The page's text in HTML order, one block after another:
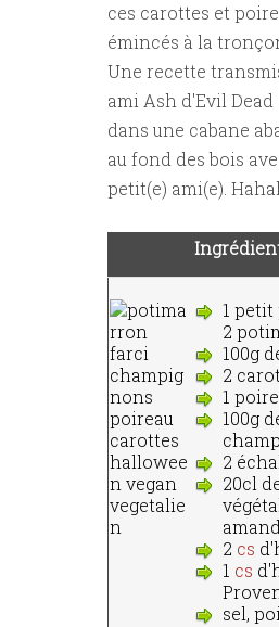
ces carottes et
émincés à la
Une recette
ami Ash d'Evil Dead
dans une cabane
au fond des bois
petit(e) ami(e).
1
2
100g
2
1
100g
2
20cl
2 cs
1 cs
sel,